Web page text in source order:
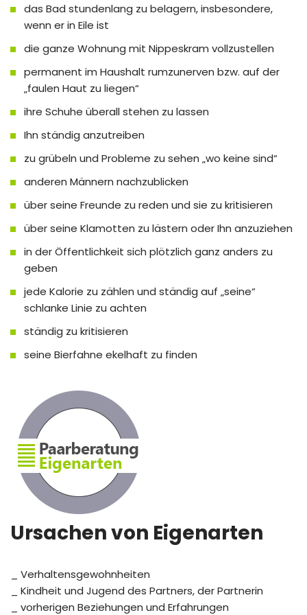
das Bad stundenlang zu belagern, insbesondere,
wenn er in Eile ist
die ganze Wohnung mit Nippeskram vollzustellen
permanent im Haushalt rumzunerven bzw. auf der
„faulen Haut zu liegen“
ihre Schuhe überall stehen zu lassen
Ihn ständig anzutreiben
zu grübeln und Probleme zu sehen „wo keine sind“
anderen Männern nachzublicken
über seine Freunde zu reden und sie zu kritisieren
über seine Klamotten zu lästern oder Ihn anzuziehen
in der Öffentlichkeit sich plötzlich ganz anders zu
geben
jede Kalorie zu zählen und ständig auf „seine“
schlanke Linie zu achten
ständig zu kritisieren
seine Bierfahne ekelhaft zu finden
Ursachen von Eigenarten
_ Verhaltensgewohnheiten
_ Kindheit und Jugend des Partners, der Partnerin
_ vorherigen Beziehungen und Erfahrungen